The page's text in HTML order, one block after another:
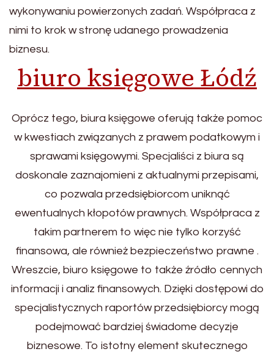
wykonywaniu powierzonych zadań. Współpraca z
nimi to krok w stronę udanego prowadzenia
biznesu.
biuro księgowe Łódź
Oprócz tego, biura księgowe oferują także pomoc
w kwestiach związanych z prawem podatkowym i
sprawami księgowymi. Specjaliści z biura są
doskonale zaznajomieni z aktualnymi przepisami,
co pozwala przedsiębiorcom uniknąć
ewentualnych kłopotów prawnych. Współpraca z
takim partnerem to więc nie tylko korzyść
finansowa, ale również bezpieczeństwo prawne .
Wreszcie, biuro księgowe to także źródło cennych
informacji i analiz finansowych. Dzięki dostępowi do
specjalistycznych raportów przedsiębiorcy mogą
podejmować bardziej świadome decyzje
biznesowe. To istotny element skutecznego